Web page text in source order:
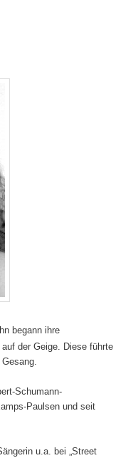
begann ihre
der Geige. Diese führte
Schumann-
Paulsen und seit
u.a. bei „Street